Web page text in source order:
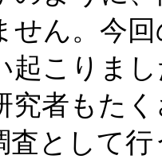
せん。今
起こりま
究者もた
査として